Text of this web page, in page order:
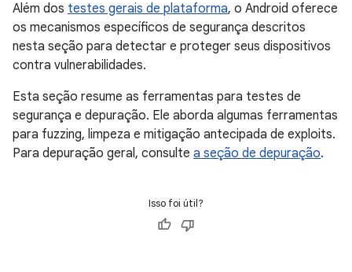
Além dos testes gerais de plataforma, o Android oferece
os mecanismos específicos de segurança descritos
nesta seção para detectar e proteger seus dispositivos
contra vulnerabilidades.
Esta seção resume as ferramentas para testes de
segurança e depuração. Ele aborda algumas ferramentas
para fuzzing, limpeza e mitigação antecipada de exploits.
Para depuração geral, consulte a seção de depuração.
Isso foi útil?